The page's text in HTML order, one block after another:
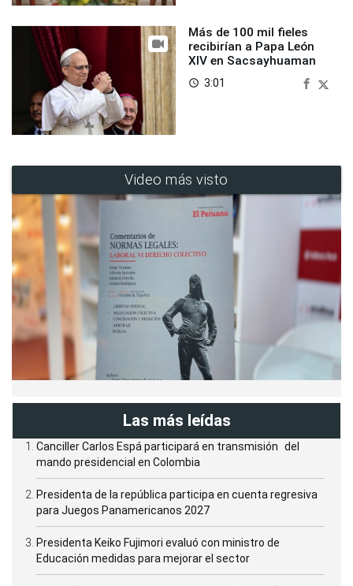
Más de 100 mil fieles
recibirían a Papa León
XIV en Sacsayhuaman
access_time 3:01
Video más visto
Las más leídas
Canciller Carlos Espá participará en transmisión del
mando presidencial en Colombia
Presidenta de la república participa en cuenta regresiva
para Juegos Panamericanos 2027
Presidenta Keiko Fujimori evaluó con ministro de
Educación medidas para mejorar el sector